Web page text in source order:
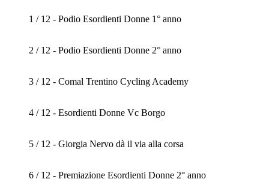
1 / 12 - Podio Esordienti Donne 1° anno
2 / 12 - Podio Esordienti Donne 2° anno
3 / 12 - Comal Trentino Cycling Academy
4 / 12 - Esordienti Donne Vc Borgo
5 / 12 - Giorgia Nervo dà il via alla corsa
6 / 12 - Premiazione Esordienti Donne 2° anno